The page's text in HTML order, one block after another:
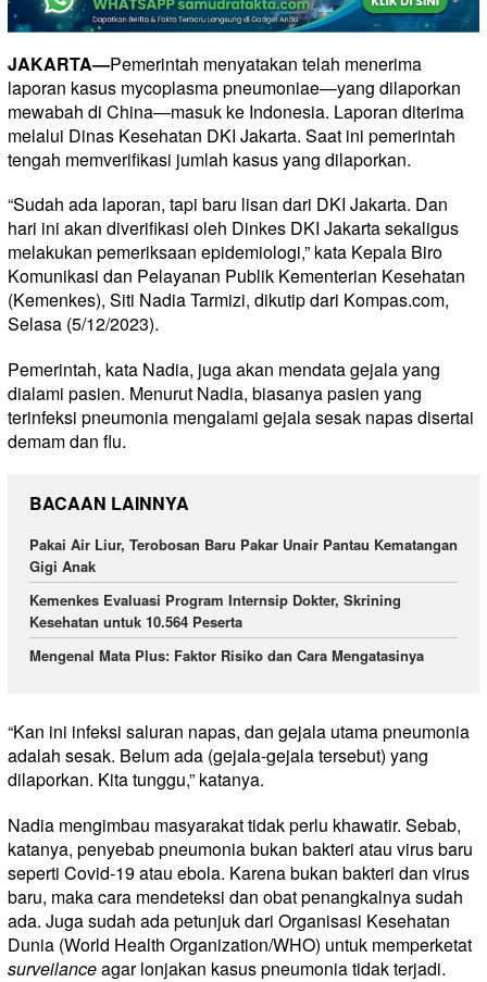
JAKARTA—Pemerintah menyatakan telah menerima
laporan kasus mycoplasma pneumoniae—yang dilaporkan
mewabah di China—masuk ke Indonesia. Laporan diterima
melalui Dinas Kesehatan DKI Jakarta. Saat ini pemerintah
tengah memverifikasi jumlah kasus yang dilaporkan.
“Sudah ada laporan, tapi baru lisan dari DKI Jakarta. Dan
hari ini akan diverifikasi oleh Dinkes DKI Jakarta sekaligus
melakukan pemeriksaan epidemiologi,” kata Kepala Biro
Komunikasi dan Pelayanan Publik Kementerian Kesehatan
(Kemenkes), Siti Nadia Tarmizi, dikutip dari Kompas.com,
Selasa (5/12/2023).
Pemerintah, kata Nadia, juga akan mendata gejala yang
dialami pasien. Menurut Nadia, biasanya pasien yang
terinfeksi pneumonia mengalami gejala sesak napas disertai
demam dan flu.
BACAAN LAINNYA
Pakai Air Liur, Terobosan Baru Pakar Unair Pantau Kematangan
Gigi Anak
Kemenkes Evaluasi Program Internsip Dokter, Skrining
Kesehatan untuk 10.564 Peserta
Mengenal Mata Plus: Faktor Risiko dan Cara Mengatasinya
“Kan ini infeksi saluran napas, dan gejala utama pneumonia
adalah sesak. Belum ada (gejala-gejala tersebut) yang
dilaporkan. Kita tunggu,” katanya.
Nadia mengimbau masyarakat tidak perlu khawatir. Sebab,
katanya, penyebab pneumonia bukan bakteri atau virus baru
seperti Covid-19 atau ebola. Karena bukan bakteri dan virus
baru, maka cara mendeteksi dan obat penangkalnya sudah
ada. Juga sudah ada petunjuk dari Organisasi Kesehatan
Dunia (World Health Organization/WHO) untuk memperketat
surveilanceagar lonjakan kasus pneumonia tidak terjadi.